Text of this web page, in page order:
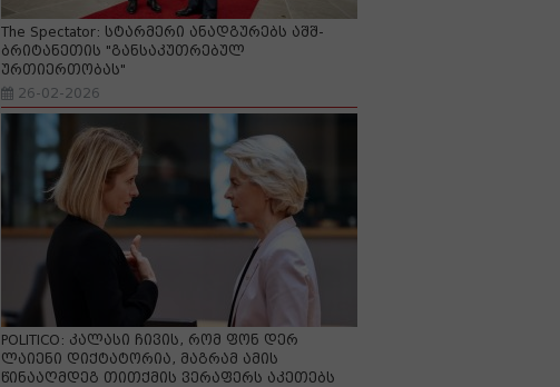
The Spectator: სტარმერი ანადგურებს აშშ-
ბრიტანეთის "განსაკუთრებულ
ურთიერთობას"
26-02-2026
POLITICO: კალასი ჩივის, რომ ფონ დერ
ლაიენი დიქტატორია, მაგრამ ამის
წინააღმდეგ თითქმის ვერაფერს აკეთებს